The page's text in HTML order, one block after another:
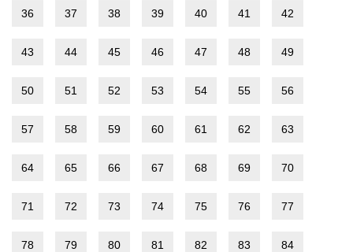
36 37 38 39 40 41 42
43 44 45 46 47 48 49
50 51 52 53 54 55 56
57 58 59 60 61 62 63
64 65 66 67 68 69 70
71 72 73 74 75 76 77
78 79 80 81 82 83 84